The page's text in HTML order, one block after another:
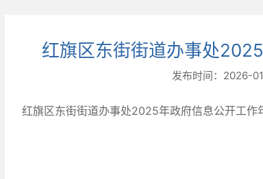
红旗区东街街道办事处
发布时间：2026-
红旗区东街街道办事处2025年政府信息公开工作